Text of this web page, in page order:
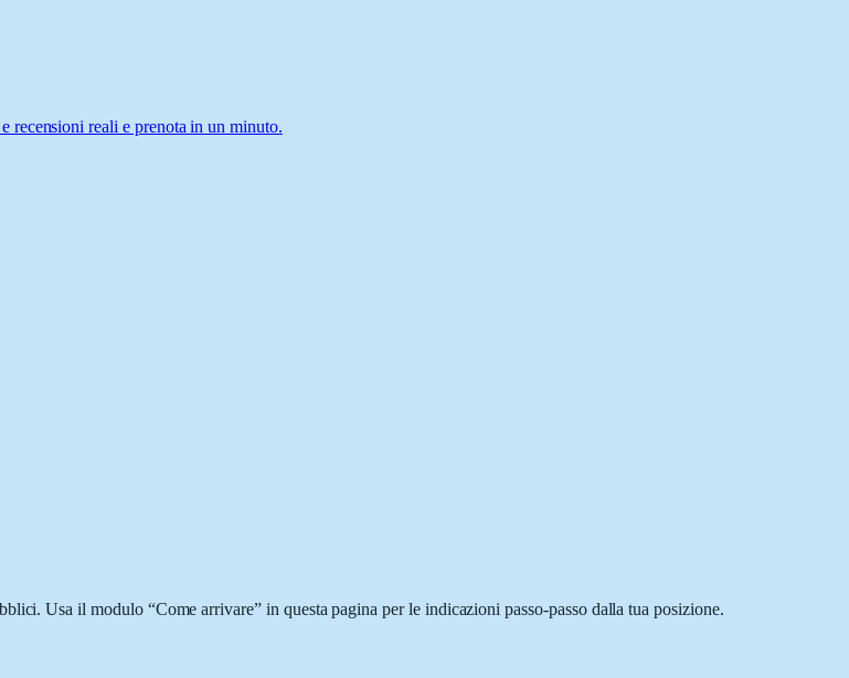
recensioni reali e prenota in un minuto.
Usa il modulo “Come arrivare” in questa pagina per le indicazioni passo-passo dalla tua posizione.